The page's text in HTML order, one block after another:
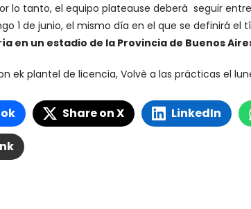
lo tanto, el equipo plateause deberà seguir
1 de junio, el mismo día en el que se definirá el
en un estadio de la Provincia de Buenos
ek plantel de licencia, Volvè a las prácticas el
Share on X LinkedIn